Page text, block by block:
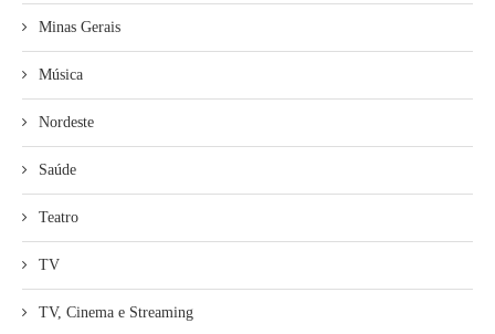
Minas Gerais
Música
Nordeste
Saúde
Teatro
TV
TV, Cinema e Streaming